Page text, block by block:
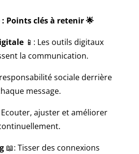
Points clés à retenir 🌟
📱: Les outils digitaux
la communication.
sociale derrière
message.
ajuster et améliorer
📖: Tisser des connexions